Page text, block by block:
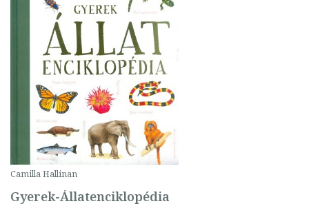
Camilla Hallinan
Gyerek-Állatenciklopédia